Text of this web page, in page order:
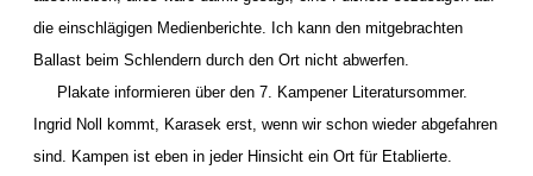
die einschlägigen Medienberichte. Ich kann den mitgebrachten
Ballast beim Schlendern durch den Ort nicht abwerfen.
Plakate informieren über den 7. Kampener Literatursommer.
Ingrid Noll kommt, Karasek erst, wenn wir schon wieder abgefahren
sind. Kampen ist eben in jeder Hinsicht ein Ort für Etablierte.